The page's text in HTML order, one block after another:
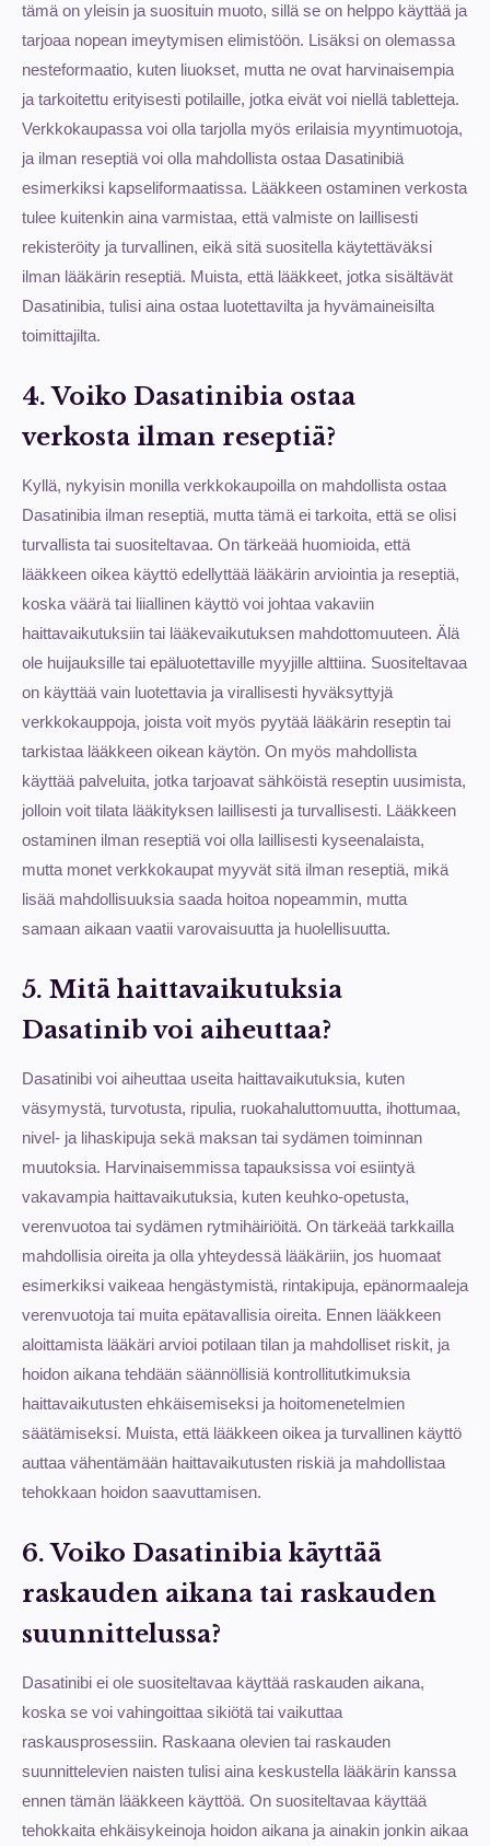
tämä on yleisin ja suosituin muoto, sillä se on helppo käyttää ja
tarjoaa nopean imeytymisen elimistöön. Lisäksi on olemassa
nesteformaatio, kuten liuokset, mutta ne ovat harvinaisempia
ja tarkoitettu erityisesti potilaille, jotka eivät voi niellä tabletteja.
Verkkokaupassa voi olla tarjolla myös erilaisia myyntimuotoja,
ja ilman reseptiä voi olla mahdollista ostaa Dasatinibiä
esimerkiksi kapseliformaatissa. Lääkkeen ostaminen verkosta
tulee kuitenkin aina varmistaa, että valmiste on laillisesti
rekisteröity ja turvallinen, eikä sitä suositella käytettäväksi
ilman lääkärin reseptiä. Muista, että lääkkeet, jotka sisältävät
Dasatinibia, tulisi aina ostaa luotettavilta ja hyvämaineisilta
toimittajilta.
4. Voiko Dasatinibia ostaa
verkosta ilman reseptiä?
Kyllä, nykyisin monilla verkkokaupoilla on mahdollista ostaa
Dasatinibia ilman reseptiä, mutta tämä ei tarkoita, että se olisi
turvallista tai suositeltavaa. On tärkeää huomioida, että
lääkkeen oikea käyttö edellyttää lääkärin arviointia ja reseptiä,
koska väärä tai liiallinen käyttö voi johtaa vakaviin
haittavaikutuksiin tai lääkevaikutuksen mahdottomuuteen. Älä
ole huijauksille tai epäluotettaville myyjille alttiina. Suositeltavaa
on käyttää vain luotettavia ja virallisesti hyväksyttyjä
verkkokauppoja, joista voit myös pyytää lääkärin reseptin tai
tarkistaa lääkkeen oikean käytön. On myös mahdollista
käyttää palveluita, jotka tarjoavat sähköistä reseptin uusimista,
jolloin voit tilata lääkityksen laillisesti ja turvallisesti. Lääkkeen
ostaminen ilman reseptiä voi olla laillisesti kyseenalaista,
mutta monet verkkokaupat myyvät sitä ilman reseptiä, mikä
lisää mahdollisuuksia saada hoitoa nopeammin, mutta
samaan aikaan vaatii varovaisuutta ja huolellisuutta.
5. Mitä haittavaikutuksia
Dasatinib voi aiheuttaa?
Dasatinibi voi aiheuttaa useita haittavaikutuksia, kuten
väsymystä, turvotusta, ripulia, ruokahaluttomuutta, ihottumaa,
nivel- ja lihaskipuja sekä maksan tai sydämen toiminnan
muutoksia. Harvinaisemmissa tapauksissa voi esiintyä
vakavampia haittavaikutuksia, kuten keuhko-opetusta,
verenvuotoa tai sydämen rytmihäiriöitä. On tärkeää tarkkailla
mahdollisia oireita ja olla yhteydessä lääkäriin, jos huomaat
esimerkiksi vaikeaa hengästymistä, rintakipuja, epänormaaleja
verenvuotoja tai muita epätavallisia oireita. Ennen lääkkeen
aloittamista lääkäri arvioi potilaan tilan ja mahdolliset riskit, ja
hoidon aikana tehdään säännöllisiä kontrollitutkimuksia
haittavaikutusten ehkäisemiseksi ja hoitomenetelmien
säätämiseksi. Muista, että lääkkeen oikea ja turvallinen käyttö
auttaa vähentämään haittavaikutusten riskiä ja mahdollistaa
tehokkaan hoidon saavuttamisen.
6. Voiko Dasatinibia käyttää
raskauden aikana tai raskauden
suunnittelussa?
Dasatinibi ei ole suositeltavaa käyttää raskauden aikana,
koska se voi vahingoittaa sikiötä tai vaikuttaa
raskausprosessiin. Raskaana olevien tai raskauden
suunnittelevien naisten tulisi aina keskustella lääkärin kanssa
ennen tämän lääkkeen käyttöä. On suositeltavaa käyttää
tehokkaita ehkäisykeinoja hoidon aikana ja ainakin jonkin aikaa